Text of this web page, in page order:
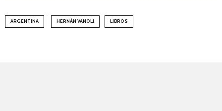
ARGENTINA HERNÁN VANOLI LIBROS